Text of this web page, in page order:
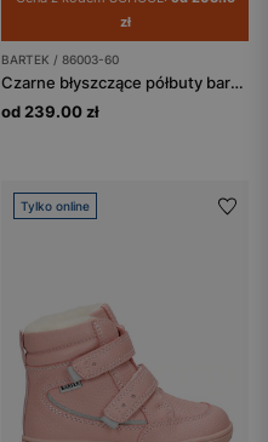
zł
BARTEK / 86003-60
Czarne błyszczące półbuty barefoot dla dziewczynki BARTEK 86003-60
od 239.00 zł
Tylko online